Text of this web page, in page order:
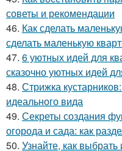
советы и рекомендации
46. Как сделать
сделать маленькую
47. 6 уютных идей для
сказочно уютных идей
48. Стрижка
идеального вида
49. Секреты создания
огорода и сада: как
50. Узнайте, как